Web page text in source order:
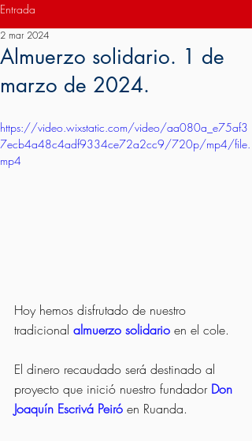
Entrada
Almuerzo solidario. 1 de
marzo de 2024.
2 mar 2024
https://video.wixstatic.com/video/aa080a_e75af3
7ecb4a48c4adf9334ce72a2cc9/720p/mp4/file.
mp4
Hoy hemos disfrutado de nuestro
tradicional almuerzo solidario en el cole.
El dinero recaudado será destinado al
proyecto que inició nuestro fundador Don
Joaquín Escrivá Peiró en Ruanda.